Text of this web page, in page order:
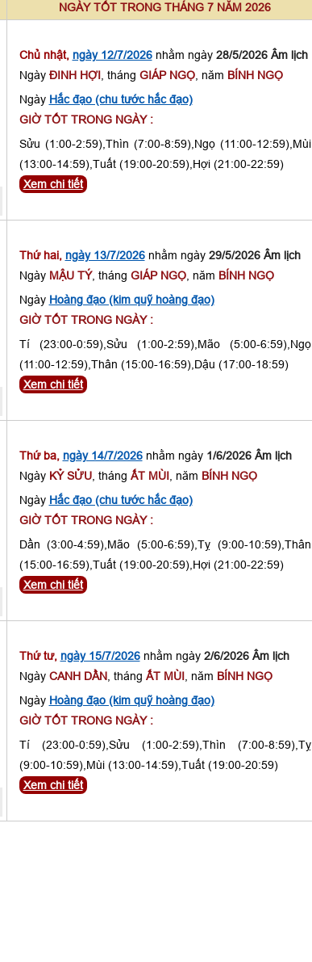
NGÀY TỐT TRONG THÁNG 7 NĂM 2026
Chủ nhật, ngày 12/7/2026nhằm ngày 28/5/2026 Âm lịch
Ngày ĐINH HỢI , tháng GIÁP NGỌ, năm BÍNH NGỌ
Ngày Hắc đạo (chu tước hắc đạo)
GIỜ TỐT TRONG NGÀY :
Sửu (1:00-2:59),Thìn (7:00-8:59),Ngọ (11:00-12:59),Mùi
(13:00-14:59),Tuất (19:00-20:59),Hợi (21:00-22:59)
Xem chi tiết
Thứ hai, ngày 13/7/2026nhằm ngày 29/5/2026 Âm lịch
Ngày MẬU TÝ, tháng GIÁP NGỌ, năm BÍNH NGỌ
Ngày Hoàng đạo (kim quỹ hoàng đạo)
GIỜ TỐT TRONG NGÀY :
Tí (23:00-0:59),Sửu (1:00-2:59),Mão (5:00-6:59),Ngọ
(11:00-12:59),Thân (15:00-16:59),Dậu (17:00-18:59)
Xem chi tiết
Thứ ba, ngày 14/7/2026nhằm ngày 1/6/2026 Âm lịch
Ngày KỶ SỬU, tháng ẤT MÙI , năm BÍNH NGỌ
Ngày Hắc đạo (chu tước hắc đạo)
GIỜ TỐT TRONG NGÀY :
Dần (3:00-4:59),Mão (5:00-6:59),Tỵ (9:00-10:59),Thân
(15:00-16:59),Tuất (19:00-20:59),Hợi (21:00-22:59)
Xem chi tiết
Thứ tư, ngày 15/7/2026nhằm ngày 2/6/2026 Âm lịch
Ngày CANH DẦN, tháng ẤT MÙI , năm BÍNH NGỌ
Ngày Hoàng đạo (kim quỹ hoàng đạo)
GIỜ TỐT TRONG NGÀY :
Tí (23:00-0:59),Sửu (1:00-2:59),Thìn (7:00-8:59),Tỵ
(9:00-10:59),Mùi (13:00-14:59),Tuất (19:00-20:59)
Xem chi tiết